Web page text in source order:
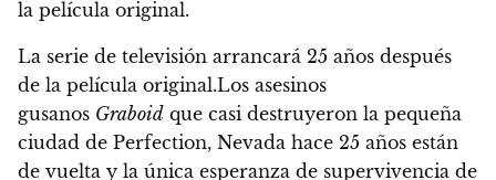
la película original.
La serie de televisión arrancará 25 años después
de la película original.Los asesinos
gusanos Graboid que casi destruyeron la pequeña
ciudad de Perfection, Nevada hace 25 años están
de vuelta y la única esperanza de supervivencia de